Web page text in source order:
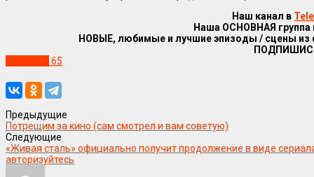
Наш канал в
Наша ОСНОВНАЯ группа
НОВЫЕ, любимые и лучшие эпизоды / сцены
65
Предыдущие
Потрещим за кино (сам смотрел и вам советую)
Следующие
«Живая сталь» официально получит продолжение в виде
авторизуйтесь